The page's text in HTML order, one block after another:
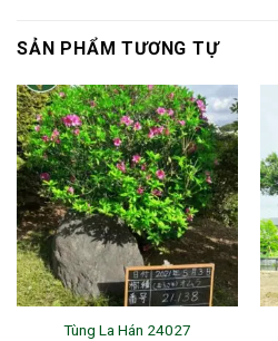
SẢN PHẨM TƯƠNG TỰ
Tùng La Hán 24027